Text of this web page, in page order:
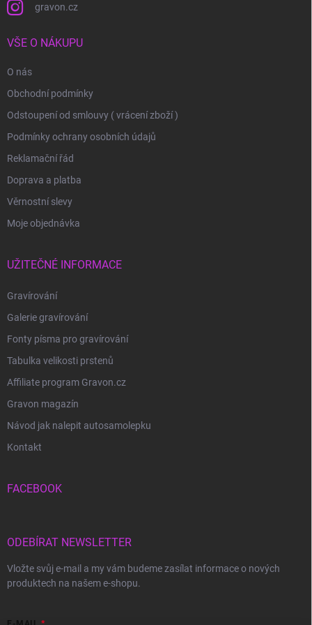
gravon.cz
VŠE O NÁKUPU
O nás
Obchodní podmínky
Odstoupení od smlouvy ( vrácení zboží )
Podmínky ochrany osobních údajů
Reklamační řád
Doprava a platba
Věrnostní slevy
Moje objednávka
UŽITEČNÉ INFORMACE
Gravírování
Galerie gravírování
Fonty písma pro gravírování
Tabulka velikosti prstenů
Affiliate program Gravon.cz
Gravon magazín
Návod jak nalepit autosamolepku
Kontakt
FACEBOOK
ODEBÍRAT NEWSLETTER
Vložte svůj e-mail a my vám budeme zasílat informace o nových
produktech na našem e-shopu.